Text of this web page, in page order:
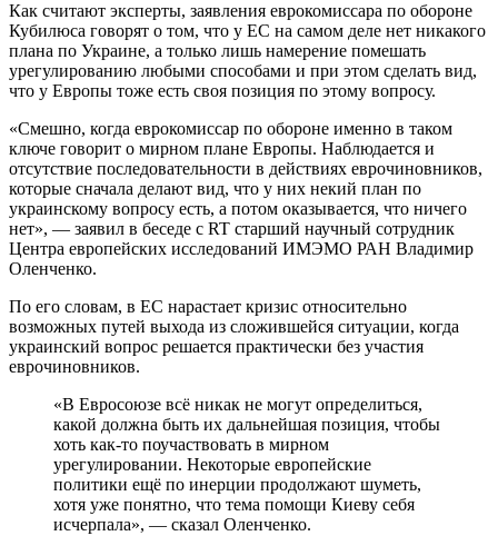
Как считают эксперты, заявления еврокомиссара по обороне
Кубилюса говорят о том, что у ЕС на самом деле нет никакого
плана по Украине, а только лишь намерение помешать
урегулированию любыми способами и при этом сделать вид,
что у Европы тоже есть своя позиция по этому вопросу.
«Смешно, когда еврокомиссар по обороне именно в таком
ключе говорит о мирном плане Европы. Наблюдается и
отсутствие последовательности в действиях еврочиновников,
которые сначала делают вид, что у них некий план по
украинскому вопросу есть, а потом оказывается, что ничего
нет», — заявил в беседе с RT старший научный сотрудник
Центра европейских исследований ИМЭМО РАН Владимир
Оленченко.
По его словам, в ЕС нарастает кризис относительно
возможных путей выхода из сложившейся ситуации, когда
украинский вопрос решается практически без участия
еврочиновников.
«В Евросоюзе всё никак не могут определиться,
какой должна быть их дальнейшая позиция, чтобы
хоть как-то поучаствовать в мирном
урегулировании. Некоторые европейские
политики ещё по инерции продолжают шуметь,
хотя уже понятно, что тема помощи Киеву себя
исчерпала», — сказал Оленченко.